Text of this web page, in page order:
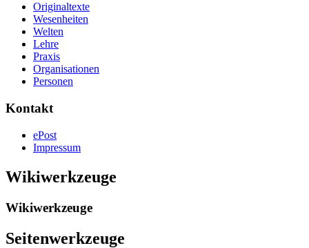
Originaltexte
Wesenheiten
Welten
Lehre
Praxis
Organisationen
Personen
Kontakt
ePost
Impressum
Wikiwerkzeuge
Wikiwerkzeuge
Seitenwerkzeuge